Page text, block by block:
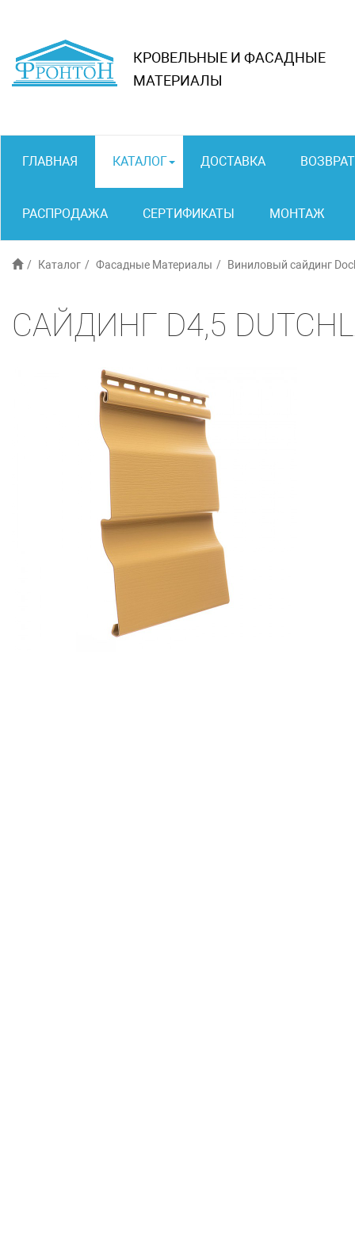
КРОВЕЛЬНЫЕ И ФАСАДНЫЕ
МАТЕРИАЛЫ
ГЛАВНАЯ КАТАЛОГ ДОСТАВКА ВОЗВРАТ
РАСПРОДАЖА СЕРТИФИКАТЫ МОНТАЖ
Каталог Фасадные Материалы Виниловый сайдинг
САЙДИНГ D4,5